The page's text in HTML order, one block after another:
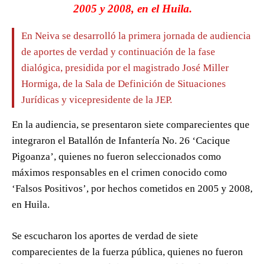
2005 y 2008, en el Huila.
En Neiva se desarrolló la primera jornada de audiencia
de aportes de verdad y continuación de la fase
dialógica, presidida por el magistrado José Miller
Hormiga, de la Sala de Definición de Situaciones
Jurídicas y vicepresidente de la JEP.
En la audiencia, se presentaron siete comparecientes que
integraron el Batallón de Infantería No. 26 ‘Cacique
Pigoanza’, quienes no fueron seleccionados como
máximos responsables en el crimen conocido como
‘Falsos Positivos’, por hechos cometidos en 2005 y 2008,
en Huila.
Se escucharon los aportes de verdad de siete
comparecientes de la fuerza pública, quienes no fueron